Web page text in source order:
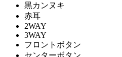
黒カンヌキ
赤耳
2WAY
3WAY
フロントボタン
センターボタン